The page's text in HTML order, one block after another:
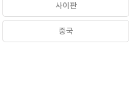
사이판
중국